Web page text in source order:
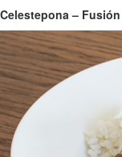
Celestepona –